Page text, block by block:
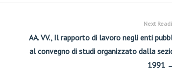
Next
AA. VV., Il rapporto di lavoro negli enti
al convegno di studi organizzato dalla
1991